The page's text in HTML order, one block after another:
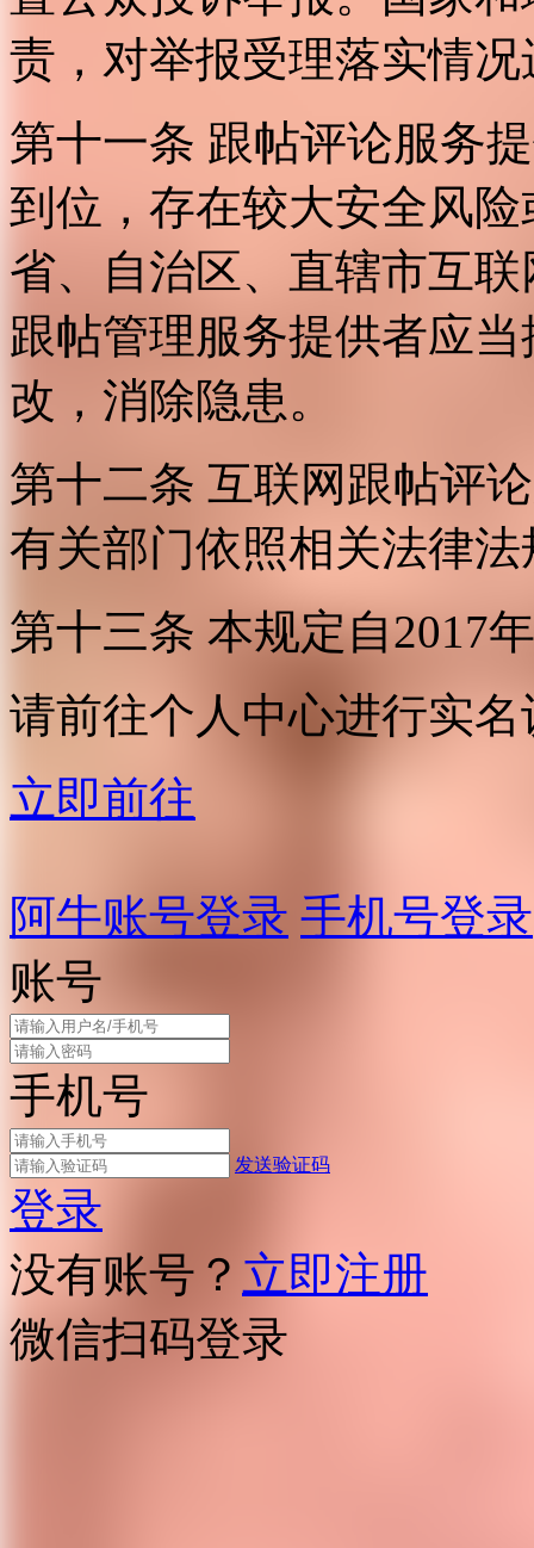
责，对举报受理落实情
第十一条 跟帖评论服务
到位，存在较大安全风
省、自治区、直辖市互
跟帖管理服务提供者应
改，消除隐患。
第十二条 互联网跟帖评
有关部门依照相关法律
第十三条 本规定自2017
请前往个人中心进行实名
立即前往
阿牛账号登录 手机号登录
账号
手机号
发送验证码
登录
没有账号？ 立即注册
微信扫码登录